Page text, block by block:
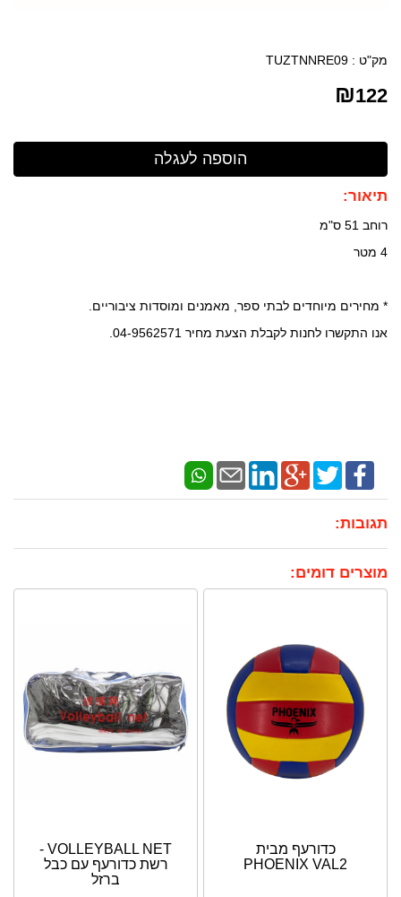
מק"ט : TUZTNNRE09
₪122
תיאור:
רוחב 51 ס"מ
4 מטר
* מחירים מיוחדים לבתי ספר, מאמנים ומוסדות ציבוריים.
אנו התקשרו לחנות לקבלת הצעת מחיר 04-9562571.
תגובות:
מוצרים דומים:
כדורעף מבית
PHOENIX VAL2
VOLLEYBALL NET -
רשת כדורעף עם כבל
ברזל